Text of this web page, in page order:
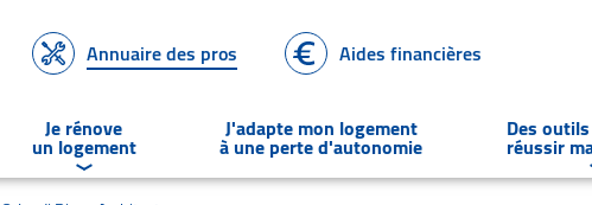
Annuaire des pros Aides financières
Je rénove
un logement
Déplierle sous-menu Je rénove un logement
J'adapte mon logement
à une perte d'autonomie
Des
réussir